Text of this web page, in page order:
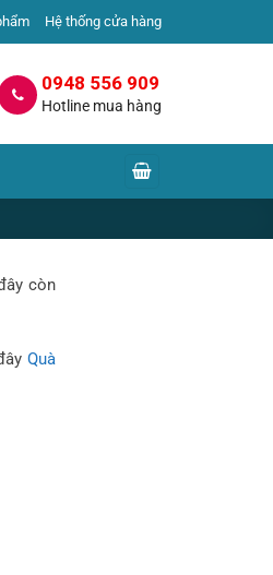
Hệ thống cửa hàng
0948 556 909
Hotline mua hàng
còn
Quà